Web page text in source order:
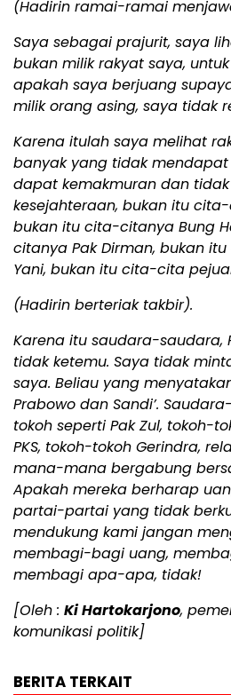
(Hadirin ramai-ramai
Saya sebagai prajurit, saya
bukan milik rakyat saya,
apakah saya berjuang
milik orang asing, saya tidak
Karena itulah saya melihat
banyak yang tidak
dapat kemakmuran dan
kesejahteraan, bukan itu
bukan itu cita-citanya Bung
citanya Pak Dirman, bukan
Yani, bukan itu cita-cita
(Hadirin berteriak takbir).
Karena itu saudara-saudara,
tidak ketemu. Saya tidak
saya. Beliau yang
Prabowo dan Sandi’.
tokoh seperti Pak Zul, tokoh-
PKS, tokoh-tokoh Gerindra,
mana-mana bergabung
Apakah mereka berharap
partai-partai yang tidak
mendukung kami jangan
membagi-bagi uang,
membagi apa-apa, tidak!
[Oleh : Ki Hartokarjono,
komunikasi politik]
BERITA TERKAIT